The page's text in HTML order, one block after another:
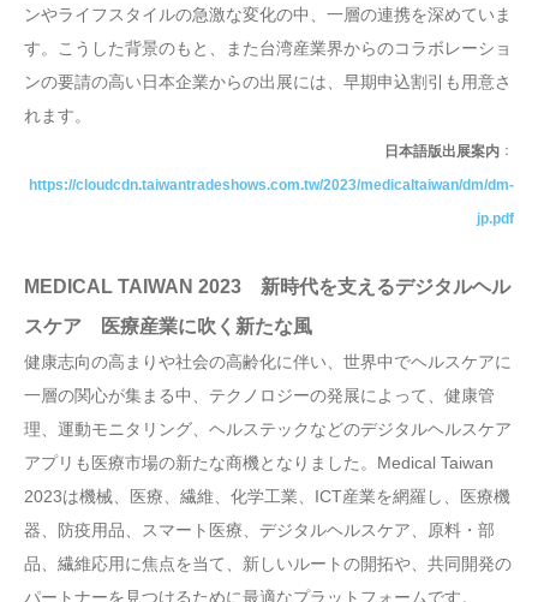
ンやライフスタイルの急激な変化の中、一層の連携を深めていま
す。こうした背景のもと、また台湾産業界からのコラボレーショ
ンの要請の高い日本企業からの出展には、早期申込割引も用意さ
れます。
日本語版出展案内 ：
https://cloudcdn.taiwantradeshows.com.tw/2023/medicaltaiwan/dm/dm-
jp.pdf
MEDICAL TAIWAN 2023 新時代を支えるデジタルヘル
スケア 医療産業に吹く新たな風
健康志向の高まりや社会の高齢化に伴い、世界中でヘルスケアに
一層の関心が集まる中、テクノロジーの発展によって、健康管
理、運動モニタリング、ヘルステックなどのデジタルヘルスケア
アプリも医療市場の新たな商機となりました。Medical Taiwan
2023は機械、医療、繊維、化学工業、ICT産業を網羅し、医療機
器、防疫用品、スマート医療、デジタルヘルスケア、原料・部
品、繊維応用に焦点を当て、新しいルートの開拓や、共同開発の
パートナーを見つけるために最適なプラットフォームです。